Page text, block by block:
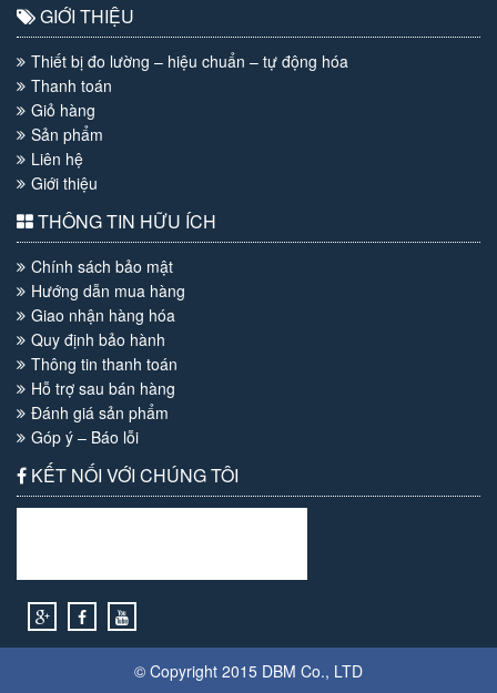
GIỚI THIỆU
Thiết bị đo lường – hiệu chuẩn – tự động hóa
Thanh toán
Giỏ hàng
Sản phẩm
Liên hệ
Giới thiệu
THÔNG TIN HỮU ÍCH
Chính sách bảo mật
Hướng dẫn mua hàng
Giao nhận hàng hóa
Quy định bảo hành
Thông tin thanh toán
Hỗ trợ sau bán hàng
Đánh giá sản phẩm
Góp ý – Báo lỗi
KẾT NỐI VỚI CHÚNG TÔI
© Copyright 2015 DBM Co., LTD